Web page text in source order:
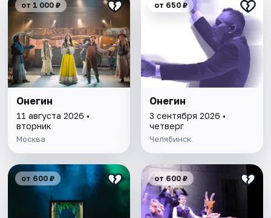
от 1 000 ₽
Онегин
11 августа 2026 •
вторник
Москва
от 650 ₽
Онегин
3 сентября 2026 •
четверг
Челябинск
от 600 ₽ от 600 ₽